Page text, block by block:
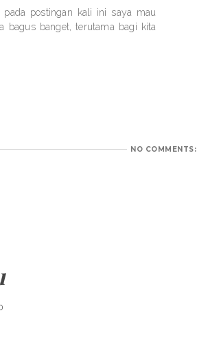
postingan kali ini saya mau
bagus banget, terutama bagi kita
NO COMMENTS: